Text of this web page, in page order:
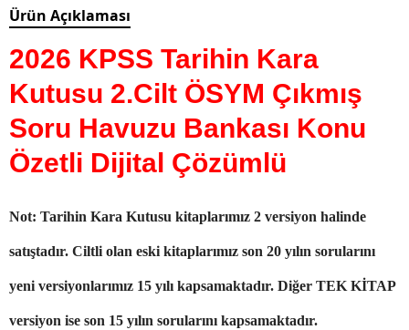
Ürün Açıklaması
2026 KPSS Tarihin Kara
Kutusu 2.Cilt ÖSYM Çıkmış
Soru Havuzu Bankası Konu
Özetli Dijital Çözümlü
Not: Tarihin Kara Kutusu kitaplarımız 2 versiyon halinde
satıştadır. Ciltli olan eski kitaplarımız son 20 yılın sorularını
yeni versiyonlarımız 15 yılı kapsamaktadır. Diğer TEK KİTAP
versiyon ise son 15 yılın sorularını kapsamaktadır.